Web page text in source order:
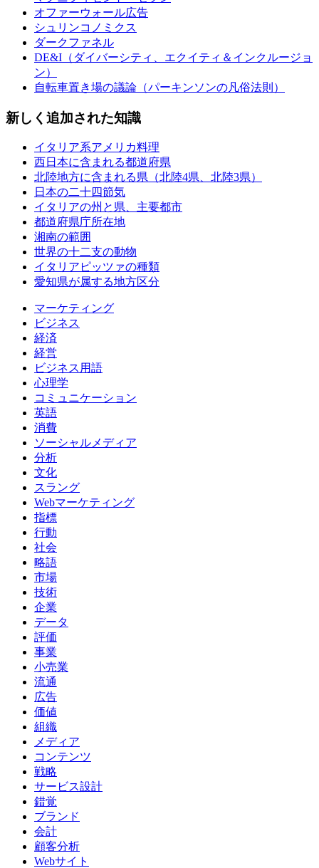
オファーウォール広告
シュリンコノミクス
ダークファネル
DE&I（ダイバーシティ、エクイティ＆インクルージョ
ン）
自転車置き場の議論（パーキンソンの凡俗法則）
新しく追加された知識
イタリア系アメリカ料理
西日本に含まれる都道府県
北陸地方に含まれる県（北陸4県、北陸3県）
日本の二十四節気
イタリアの州と県、主要都市
都道府県庁所在地
湘南の範囲
世界の十二支の動物
イタリアピッツァの種類
愛知県が属する地方区分
マーケティング
ビジネス
経済
経営
ビジネス用語
心理学
コミュニケーション
英語
消費
ソーシャルメディア
分析
文化
スラング
Webマーケティング
指標
行動
社会
略語
市場
技術
企業
データ
評価
事業
小売業
流通
広告
価値
組織
メディア
コンテンツ
戦略
サービス設計
錯覚
ブランド
会計
顧客分析
Webサイト